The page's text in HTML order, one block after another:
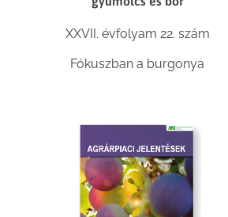
XXVII. évfolyam 22. szám
Fókuszban a burgonya